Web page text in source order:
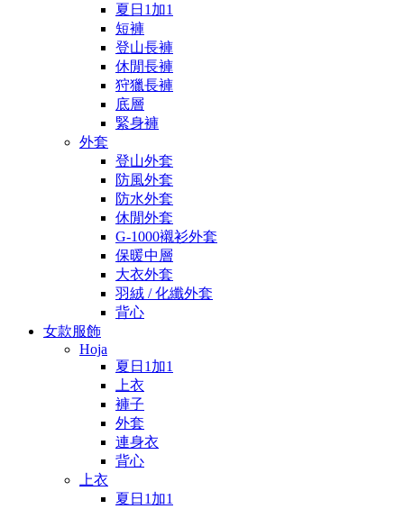
夏日1加1
短褲
登山長褲
休閒長褲
狩獵長褲
底層
緊身褲
外套
登山外套
防風外套
防水外套
休閒外套
G-1000襯衫外套
保暖中層
大衣外套
羽絨 / 化纖外套
背心
女款服飾
Hoja
夏日1加1
上衣
褲子
外套
連身衣
背心
上衣
夏日1加1